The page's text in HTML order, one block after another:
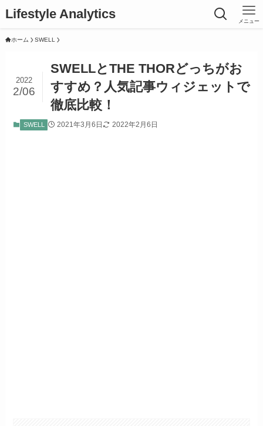
Lifestyle Analytics メニュー
ホーム SWELL
SWELLとTHE THORどっちがお
すすめ？人気記事ウィジェットで
徹底比較！
2022
2/06
SWELL 2021年3月6日 2022年2月6日